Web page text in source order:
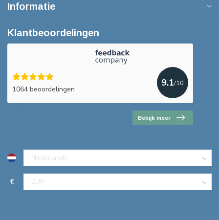
Informatie
Klantbeoordelingen
1064 beoordelingen
9.1/10
Bekijk meer
€